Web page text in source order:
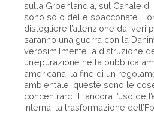
sulla Groenlandia, sul Canale
sono solo delle spacconate.
distogliere l’attenzione dai veri
saranno una guerra con la
verosimilmente la distruzione
un’epurazione nella pubblica
americana, la fine di un
ambientale; queste sono le
concentrarci. E ancora l’uso
interna, la trasformazione